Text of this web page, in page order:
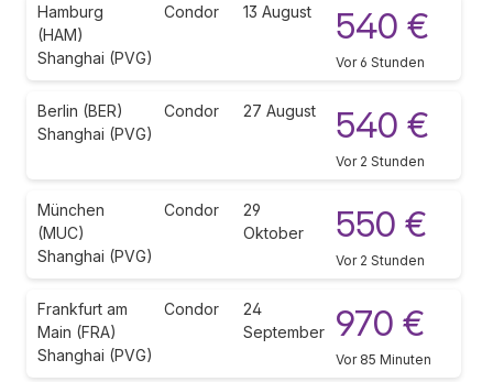
Hamburg
(HAM)
Shanghai (PVG)
Condor 13 August 540 €
Vor 6 Stunden
Berlin (BER)
Shanghai (PVG)
Condor 27 August 540 €
Vor 2 Stunden
München
(MUC)
Shanghai (PVG)
Condor
29
Oktober
550 €
Vor 2 Stunden
Frankfurt am
Main (FRA)
Shanghai (PVG)
Condor
24
September
970 €
Vor 85 Minuten